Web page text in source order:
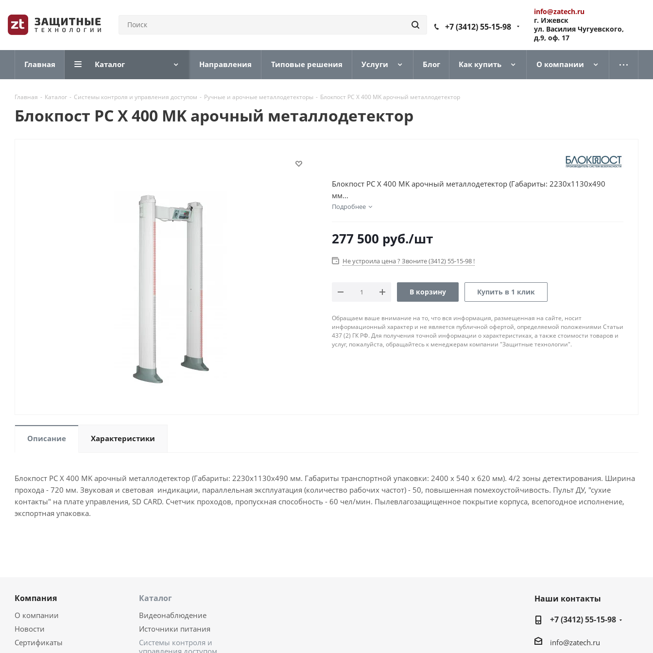
+7 (3412) 55-15-98
info@zatech.ru
г. Ижевск
ул. Василия Чугуевского,
д.9, оф. 17
Главная Каталог Направления Типовые решения Услуги Блог Как купить О компании
Главная - Каталог - Системы контроля и управления доступом - Ручные и арочные металлодетекторы - Блокпост PC X 400 MK арочный металлодетектор
Блокпост PC X 400 MK арочный металлодетектор
Блокпост PC X 400 MK арочный металлодетектор (Габариты: 2230х1130х490
мм...
Подробнее
277 500 руб./шт
Не устроила цена ? Звоните (3412) 55-15-98 !
В корзину Купить в 1 клик
Обращаем ваше внимание на то, что вся информация, размещенная на сайте, носит
информационный характер и не является публичной офертой, определяемой положениями Статьи
437 (2) ГК РФ. Для получения точной информации о характеристиках, а также стоимости товаров и
услуг, пожалуйста, обращайтесь к менеджерам компании "Защитные технологии".
Описание Характеристики
Блокпост PC X 400 MK арочный металлодетектор (Габариты: 2230х1130х490 мм. Габариты транспортной упаковки: 2400 x 540 x 620 мм). 4/2 зоны детектирования. Ширина
прохода - 720 мм. Звуковая и световая индикации, параллельная эксплуатация (количество рабочих частот) - 50, повышенная помехоустойчивость. Пульт ДУ, "сухие
контакты" на плате управления, SD CARD. Счетчик проходов, пропускная способность - 60 чел/мин. Пылевлагозащищенное покрытие корпуса, всепогодное исполнение,
экспортная упаковка.
Компания
О компании
Новости
Сертификаты
Каталог
Видеонаблюдение
Источники питания
Системы контроля и
управления доступом
Наши контакты
+7 (3412) 55-15-98
info@zatech.ru